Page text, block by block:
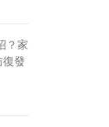
？家
發